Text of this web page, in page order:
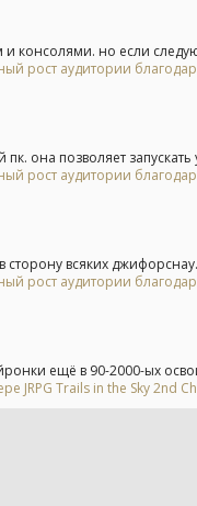
и консолями. но если
рост аудитории
она позволяет запускать
рост аудитории
сторону всяких
рост аудитории
ещё в 90-2000-ых
JRPG Trails in the Sky 2nd